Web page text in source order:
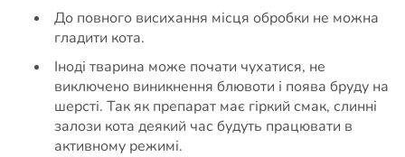
До повного висихання місця обробки не можна
гладити кота.
Іноді тварина може почати чухатися, не
виключено виникнення блювоти і поява бруду на
шерсті. Так як препарат має гіркий смак, слинні
залози кота деякий час будуть працювати в
активному режимі.